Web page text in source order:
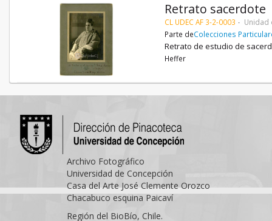
Retrato sacerdote
CL UDEC AF 3-2-0003
Unidad
Parte deColecciones
Retrato de estudio de
Heffer
Archivo Fotográfico
Universidad de Concepción
Casa del Arte José Clemente Orozco
Chacabuco esquina Paicaví
Región del BioBío, Chile.